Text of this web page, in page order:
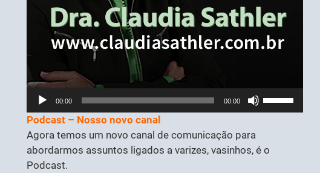
Tocador
de
áudio
00:00 00:00
as
cima
Podcast – Nosso novo canal
Agora temos um novo canal de comunicação para
abordarmos assuntos ligados a varizes, vasinhos, é o
Podcast.